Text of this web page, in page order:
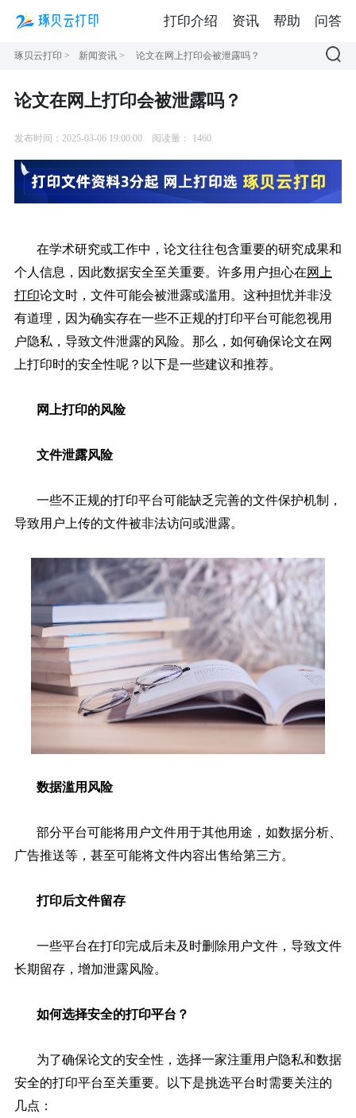
琢贝云打印 > 新闻资讯 > 论文在网上打印会被泄露吗？
论文在网上打印会被泄露吗？
发布时间：2025-03-06 19:00:00 阅读量： 1460
在学术研究或工作中，论文往往包含重要的研究成果和
个人信息，因此数据安全至关重要。许多用户担心在网上
打印论文时，文件可能会被泄露或滥用。这种担忧并非没
有道理，因为确实存在一些不正规的打印平台可能忽视用
户隐私，导致文件泄露的风险。那么，如何确保论文在网
上打印时的安全性呢？以下是一些建议和推荐。
网上打印的风险
文件泄露风险
一些不正规的打印平台可能缺乏完善的文件保护机制，
导致用户上传的文件被非法访问或泄露。
数据滥用风险
部分平台可能将用户文件用于其他用途，如数据分析、
广告推送等，甚至可能将文件内容出售给第三方。
打印后文件留存
一些平台在打印完成后未及时删除用户文件，导致文件
长期留存，增加泄露风险。
如何选择安全的打印平台？
为了确保论文的安全性，选择一家注重用户隐私和数据
安全的打印平台至关重要。以下是挑选平台时需要关注的
几点：
打印介绍 资讯 帮助 问答